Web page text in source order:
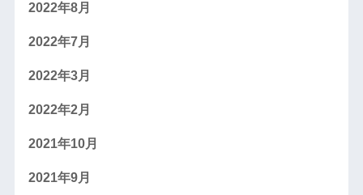
2022年8月
2022年7月
2022年3月
2022年2月
2021年10月
2021年9月